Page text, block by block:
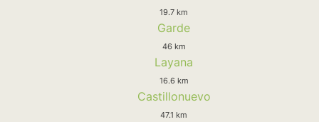
19.7 km
Garde
46 km
Layana
16.6 km
Castillonuevo
47.1 km